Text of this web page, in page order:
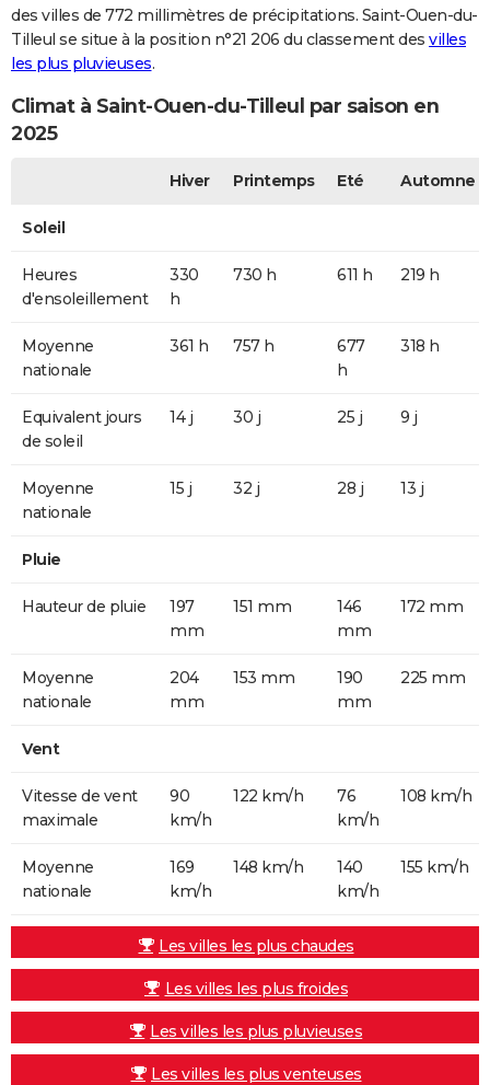
des villes de 772 millimètres de précipitations. Saint-Ouen-du-
Tilleul se situe à la position n°21 206 du classement des villes
les plus pluvieuses.
Climat à Saint-Ouen-du-Tilleul par saison en
2025
Hiver Printemps Eté Automne
Soleil
Heures
d'ensoleillement
330
h
730 h 611 h 219 h
Moyenne
nationale
361 h 757 h
677
h
318 h
Equivalent jours
de soleil
14 j 30 j 25 j 9 j
Moyenne
nationale
15 j 32 j 28 j 13 j
Pluie
Hauteur de pluie
197
mm
151 mm
146
mm
172 mm
Moyenne
nationale
204
mm
153 mm
190
mm
225 mm
Vent
Vitesse de vent
maximale
90
km/h
122 km/h
76
km/h
108 km/h
Moyenne
nationale
169
km/h
148 km/h
140
km/h
155 km/h
Les villes les plus chaudes
Les villes les plus froides
Les villes les plus pluvieuses
Les villes les plus venteuses